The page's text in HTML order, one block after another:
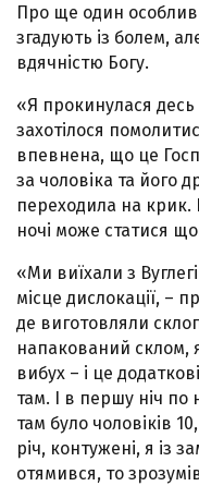
Про ще один
згадують із болем,
вдячністю Богу.
«Я прокинулася десь
захотілося
впевнена, що це
за чоловіка та його
переходила на крик.
ночі може статися
«Ми виїхали з
місце дислокації, –
де виготовляли
напакований склом,
вибух – і це
там. І в першу ніч по
там було чоловіків
річ, контужені, я із
отямився, то